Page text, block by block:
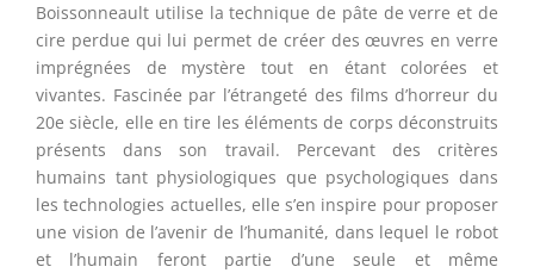
Boissonneault utilise la technique de pâte de verre et de
cire perdue qui lui permet de créer des œuvres en verre
imprégnées de mystère tout en étant colorées et
vivantes. Fascinée par l’étrangeté des films d’horreur du
20e siècle, elle en tire les éléments de corps déconstruits
présents dans son travail. Percevant des critères
humains tant physiologiques que psychologiques dans
les technologies actuelles, elle s’en inspire pour proposer
une vision de l’avenir de l’humanité, dans lequel le robot
et l’humain feront partie d’une seule et même